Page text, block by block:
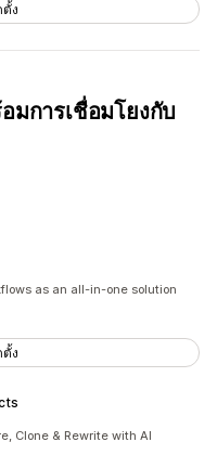
ง
มการเชื่อมโยงกับ
as an all-in-one solution
ง
Clone & Rewrite with AI